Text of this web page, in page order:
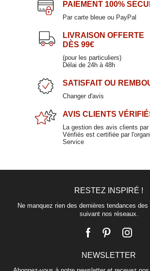
PAIEMENT 100%
Par carte bleue ou PayPal
LIVRAISON OFFERTE
DÈS 99€
(pour les particuliers)
Délai de 24h à 48h
SATISFAIT OU
Changer d'avis
AVIS CLIENTS
La gestion des avis clients par
Vérifiés est certifiée par
Service
RESTEZ INSPIRÉ !
Ne manquez rien des dernières tendances
suivant nos réseaux.
NEWSLETTER